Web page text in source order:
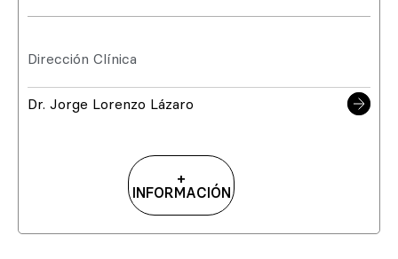
Dirección Clínica
Dr. Jorge Lorenzo Lázaro
+
INFORMACIÓN